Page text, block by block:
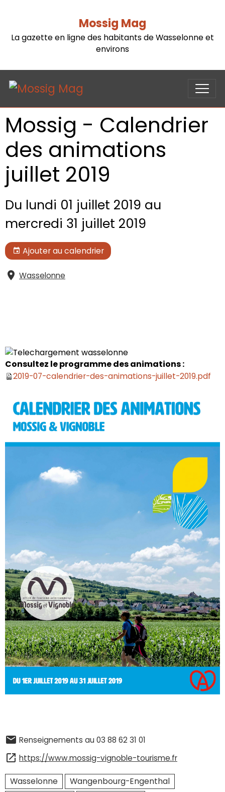
Mossig Mag
La gazette en ligne des habitants de Wasselonne et
environs
Mossig - Calendrier
des animations
juillet 2019
Du lundi 01 juillet 2019 au
mercredi 31 juillet 2019
Ajouter au calendrier
Wasselonne
Consultez le programme des animations :
2019-07-calendrier-des-animations-juillet-2019.pdf
Renseignements au 03 88 62 31 01
https://www.mossig-vignoble-tourisme.fr
Wasselonne
Wangenbourg-Engenthal